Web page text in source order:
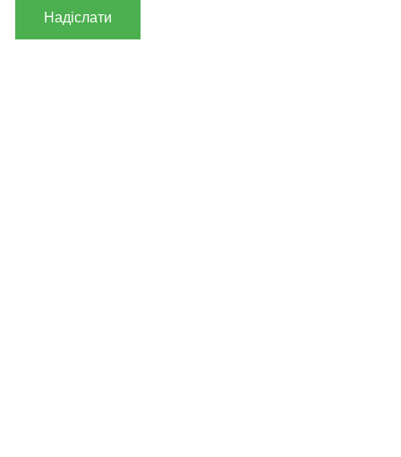
Надіслати